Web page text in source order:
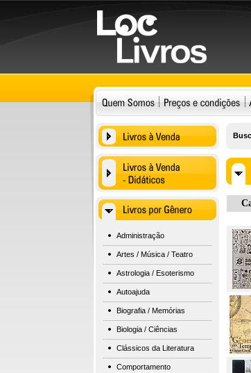
Administração
Artes / Música / Teatro
Astrologia / Esoterismo
Autoajuda
Biografia / Memórias
Biologia / Ciências
Clássicos da Literatura
Comportamento